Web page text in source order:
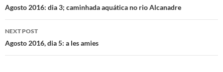
navigation
Agosto 2016: dia 3; caminhada aquática no rio Alcanadre
NEXT POST
Agosto 2016, dia 5: a les amies